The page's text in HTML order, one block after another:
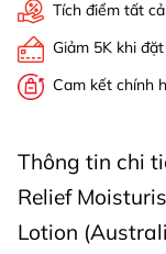
Tích điểm tất
Giảm 5K khi
Cam kết chính
Thông tin chi
Relief
Lotion